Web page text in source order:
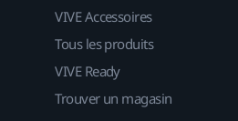
VIVE Accessoires
Tous les produits
VIVE Ready
Trouver un magasin